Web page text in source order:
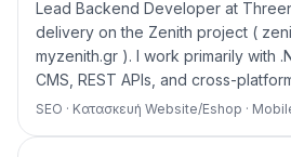
Lead Backend Developer at
delivery on the Zenith project (
myzenith.gr ). I work primarily with
CMS, REST APIs, and cross-
SEO · Κατασκευή Website/Eshop ·